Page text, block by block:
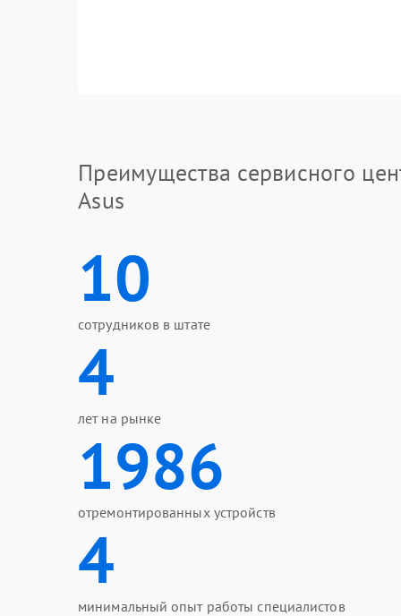
Преимущества сервисного
Asus
10
сотрудников в штате
4
лет на рынке
1986
отремонтированных устройств
4
минимальный опыт работы специалистов